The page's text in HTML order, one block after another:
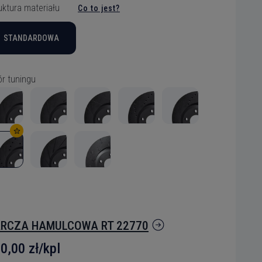
materiału Co to jest?
STANDARDOWA
tuningu
HAMULCOWA RT 22770
zł/kpl